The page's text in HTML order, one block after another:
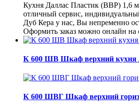
Кухня Даллас Пластик (ВВР) 1,6
отличный сервис,
Дуб Кера у нас, Вы непременно
Оформить заказ можно онлайн на
К 600 ШВ Шкаф верхний кухня
К 600 ШВГ Шкаф верхний